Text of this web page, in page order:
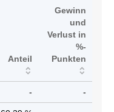
Anteil
Gewinn
und
Verlust in
%-
Punkten
- -